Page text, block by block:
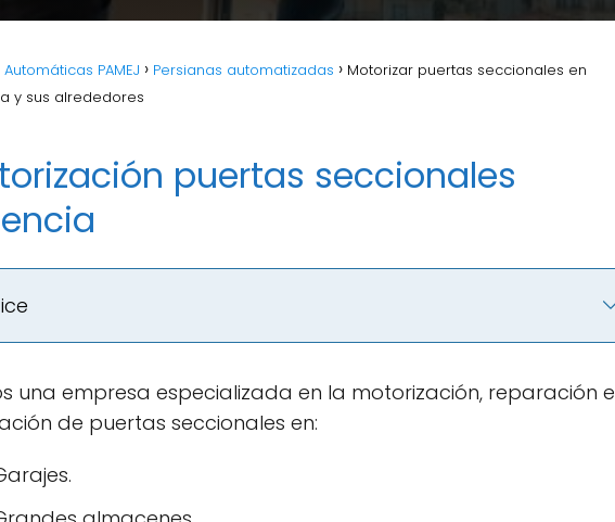
PAMEJ Persianas automatizadas
Motorizar puertas seccionales en
y sus alrededores
puertas seccionales
una empresa especializada en la motorización, reparación e
de puertas seccionales en: